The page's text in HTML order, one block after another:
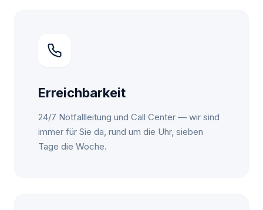
Erreichbarkeit
24/7 Notfallleitung und Call Center — wir sind
immer für Sie da, rund um die Uhr, sieben
Tage die Woche.